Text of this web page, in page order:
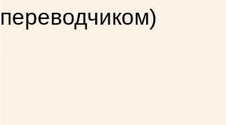
переводчиком)